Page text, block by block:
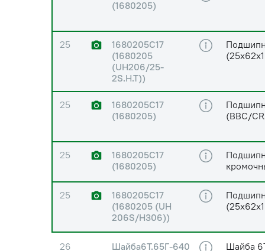
(1680205)
25
1680205С17
(1680205
(UH206/25-
2S.H.T))
25
1680205С17
(1680205)
(BBC/
25
1680205С17
(1680205)
25
1680205С17
(1680205 (UH
206S/H306))
26
Шайба6Т.65Г-640
Шайба